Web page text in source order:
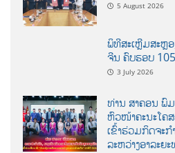
5 August 2026
ພິທີສະເຫຼີມສະຫຼ
ຈີນ ຄົບຮອບ
3 July 2026
ທ່ານ ສາຄອນ ພົມ
ຫົວໜ້າຄະນະໂຄ
ເຂົ້າຮ່ວມກິດຈະ
ລະຫວ່າງອາລະຍ